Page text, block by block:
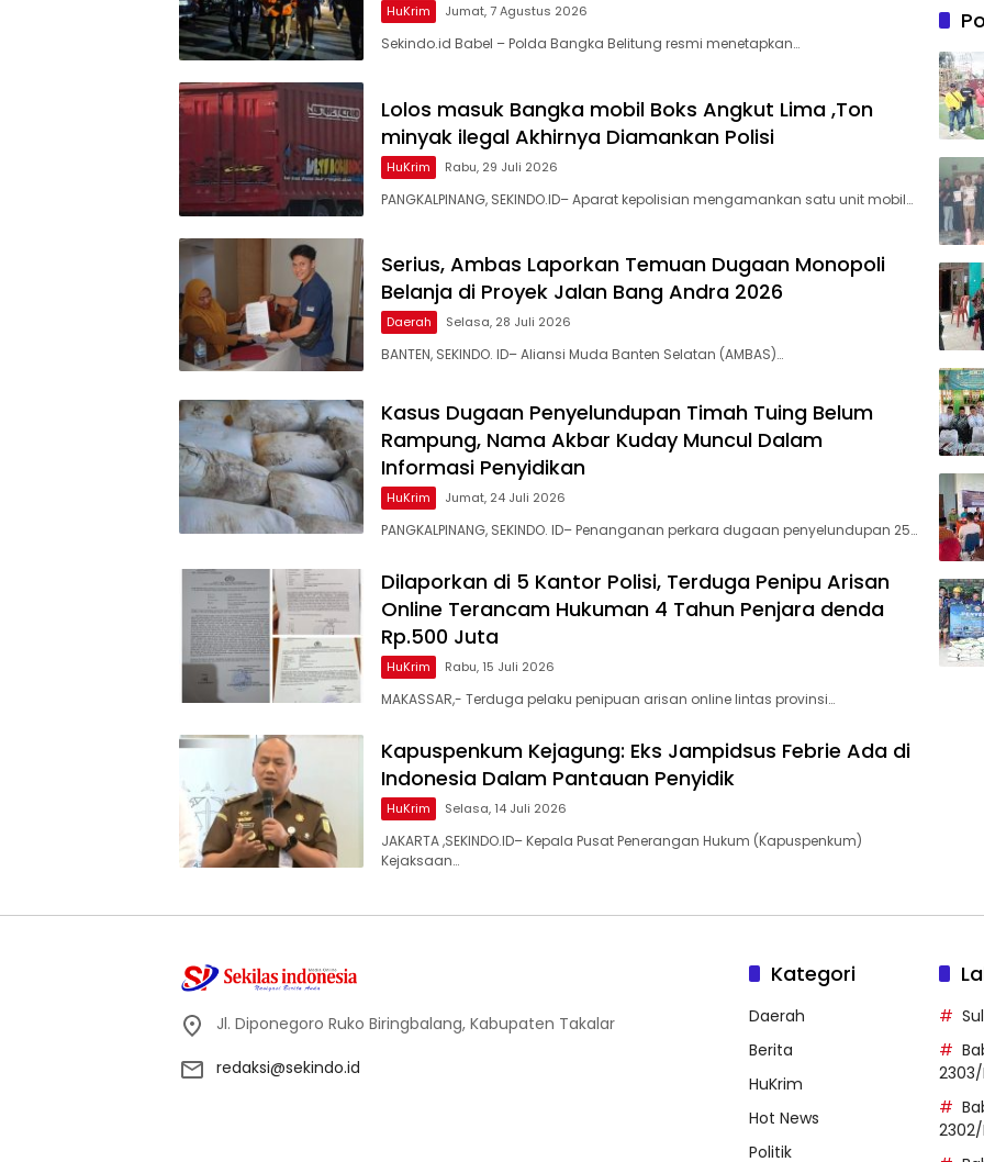
HuKrim Jumat, 7 Agustus 2026
Sekindo.id Babel – Polda Bangka Belitung resmi menetapkan…
Lolos masuk Bangka mobil Boks Angkut Lima ,Ton
minyak ilegal Akhirnya Diamankan Polisi
HuKrim Rabu, 29 Juli 2026
PANGKALPINANG, SEKINDO.ID– Aparat kepolisian mengamankan satu unit mobil…
Serius, Ambas Laporkan ‎Temuan Dugaan Monopoli
Belanja di Proyek Jalan Bang Andra 2026
Daerah Selasa, 28 Juli 2026
BANTEN, SEKINDO. ID– Aliansi Muda Banten Selatan (AMBAS)…
Kasus Dugaan Penyelundupan Timah Tuing Belum
Rampung, Nama Akbar Kuday Muncul Dalam
Informasi Penyidikan
HuKrim Jumat, 24 Juli 2026
PANGKALPINANG, SEKINDO. ID– Penanganan perkara dugaan penyelundupan 25…
Dilaporkan di 5 Kantor Polisi, Terduga Penipu Arisan
Online Terancam Hukuman 4 Tahun Penjara denda
Rp.500 Juta
HuKrim Rabu, 15 Juli 2026
MAKASSAR,- Terduga pelaku penipuan arisan online lintas provinsi…
Kapuspenkum Kejagung: Eks Jampidsus Febrie Ada di
Indonesia Dalam Pantauan Penyidik
HuKrim Selasa, 14 Juli 2026
JAKARTA ,SEKINDO.ID– Kepala Pusat Penerangan Hukum (Kapuspenkum)
Kejaksaan…
Awasi
agar
Jl. Diponegoro Ruko Biringbalang, Kabupaten Takalar
redaksi@sekindo.id
Kategori
Daerah
Berita
HuKrim
Hot News
Politik